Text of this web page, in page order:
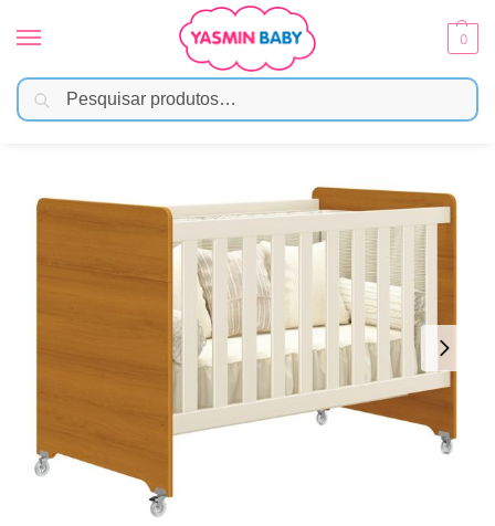
0
Início Móveis Infantis / Berço /